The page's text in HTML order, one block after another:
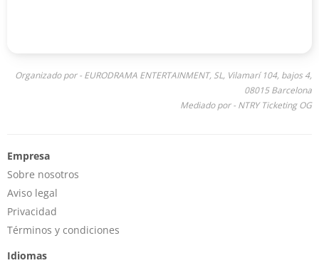
Organizado por - EURODRAMA ENTERTAINMENT, SL, Vilamarí 104, bajos 4,
08015 Barcelona
Mediado por - NTRY Ticketing OG
Empresa
Sobre nosotros
Aviso legal
Privacidad
Términos y condiciones
Idiomas